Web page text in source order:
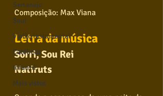
Sertanejo
Soul
Violão instumental
Católicas
Infantil
Mais vistos
Composição: Max Viana
Letra da música
Sorri, Sou Rei
Natiruts